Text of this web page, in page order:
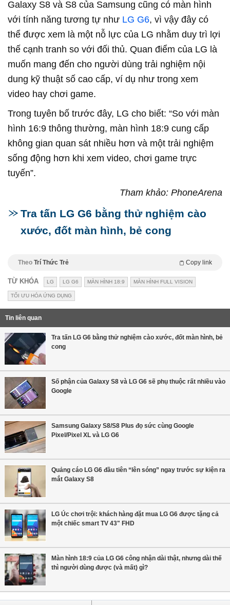
Galaxy S8 và S8 của Samsung cũng có màn hình
với tính năng tương tự như LG G6, vì vậy đây có
thể được xem là một nỗ lực của LG nhằm duy trì lợi
thế cạnh tranh so với đối thủ. Quan điểm của LG là
muốn mang đến cho người dùng trải nghiệm nội
dung kỹ thuật số cao cấp, ví dụ như trong xem
video hay chơi game.
Trong tuyên bố trước đây, LG cho biết: “So với màn
hình 16:9 thông thường, màn hình 18:9 cung cấp
không gian quan sát nhiều hơn và một trải nghiệm
sống động hơn khi xem video, chơi game trực
tuyến”.
Tham khảo: PhoneArena
Tra tấn LG G6 bằng thử nghiệm cào
xước, đốt màn hình, bẻ cong
Theo Trí Thức Trẻ Copy link
TỪ KHÓA LG LG G6 MÀN HÌNH 18:9 MÀN HÌNH FULL VISION
TỐI ƯU HÓA ỨNG DỤNG
Tin liên quan
Tra tấn LG G6 bằng thử nghiệm cào xước, đốt màn hình, bẻ
cong
Số phận của Galaxy S8 và LG G6 sẽ phụ thuộc rất nhiều vào
Google
Samsung Galaxy S8/S8 Plus đọ sức cùng Google
Pixel/Pixel XL và LG G6
Quảng cáo LG G6 đầu tiên “lên sóng” ngay trước sự kiện ra
mắt Galaxy S8
LG Úc chơi trội: khách hàng đặt mua LG G6 được tặng cả
một chiếc smart TV 43" FHD
Màn hình 18:9 của LG G6 công nhận dài thật, nhưng dài thế
thì người dùng được (và mất) gì?